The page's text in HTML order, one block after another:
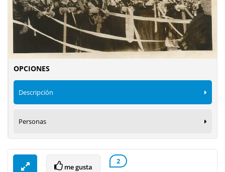
OPCIONES
Descripción
Personas
me gusta
2